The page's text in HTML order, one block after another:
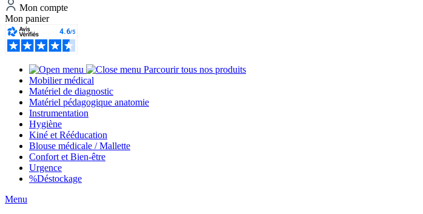
Mon compte
Mon panier
Parcourir tous nos produits
Mobilier médical
Matériel de diagnostic
Matériel pédagogique anatomie
Instrumentation
Hygiène
Kiné et Rééducation
Blouse médicale / Mallette
Confort et Bien-être
Urgence
%Déstockage
Menu